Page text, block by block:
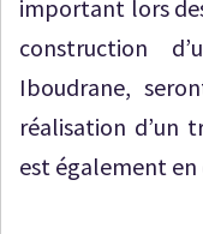
important lors
construction
Iboudrane,
réalisation d’un
est également en